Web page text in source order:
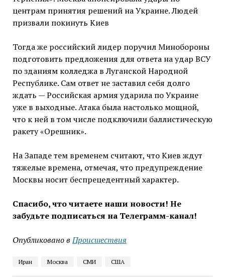
центрам принятия решений на Украине. Людей
призвали покинуть Киев
Тогда же российский лидер поручил Минобороны
подготовить предложения для ответа на удар ВСУ
по зданиям колледжа в Луганской Народной
Республике. Сам ответ не заставил себя долго
ждать — Российская армия ударила по Украине
уже в выходные. Атака была настолько мощной,
что к ней в том числе подключили баллистическую
ракету «Орешник».
На Западе тем временем считают, что Киев ждут
тяжелые времена, отмечая, что предупреждение
Москвы носит беспрецедентный характер.
Спасибо, что читаете наши новости! Не
забудьте подписаться на Телеграмм-канал!
Опубликовано в Проиcшествия
Иран Москва СМИ США